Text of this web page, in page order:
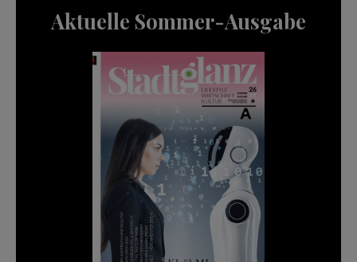
Aktuelle Sommer-Ausgabe